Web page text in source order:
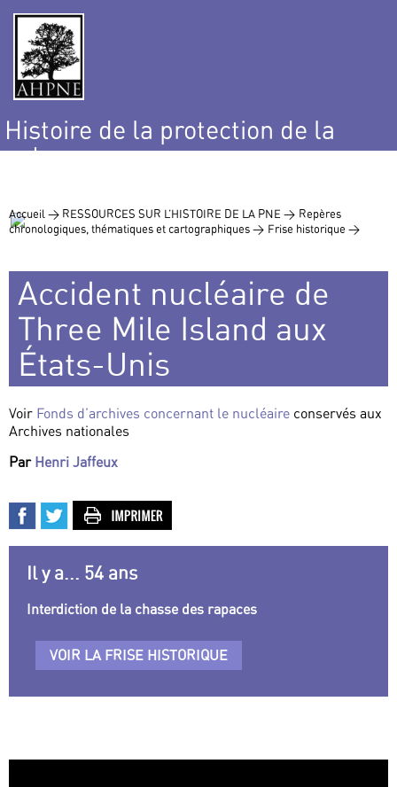
Histoire de la protection de la
nature
Accueil > RESSOURCES SUR L’HISTOIRE DE LA PNE > Repères
chronologiques, thématiques et cartographiques > Frise historique >
Accident nucléaire de
Three Mile Island aux
États-Unis
Voir Fonds d’archives concernant le nucléaire conservés aux
Archives nationales
Par Henri Jaffeux
Il y a... 54 ans
Interdiction de la chasse des rapaces
VOIR LA FRISE HISTORIQUE